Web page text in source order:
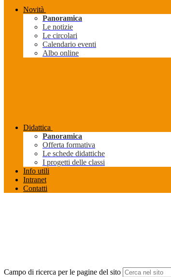
Novità
Panoramica
Le notizie
Le circolari
Calendario eventi
Albo online
Didattica
Panoramica
Offerta formativa
Le schede didattiche
I progetti delle classi
Info utili
Intranet
Contatti
Campo di ricerca per le pagine del sito